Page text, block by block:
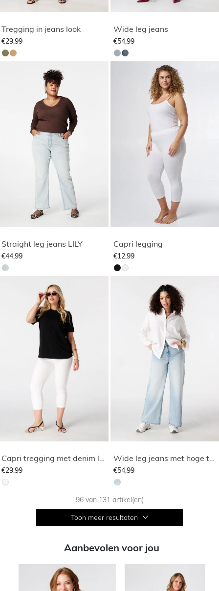
Tregging in jeans look
€29,99
Wide leg jeans
€54,99
Straight leg jeans LILY
€44,99
Capri legging
€12,99
Capri tregging met denim look
€29,99
Wide leg jeans met hoge taille
€54,99
96 van 131 artikel(en)
Toon meer resultaten
Aanbevolen voor jou